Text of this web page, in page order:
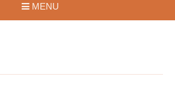
MENU